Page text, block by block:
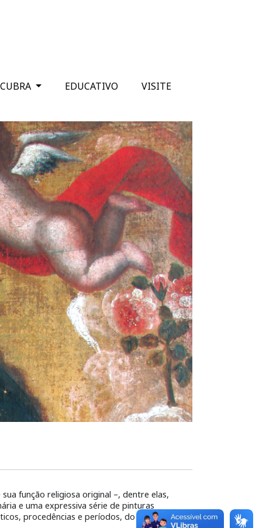
EDUCATIVO VISITE
função religiosa original –, dentre elas,
e uma expressiva série de pinturas
procedências e períodos, do século XV ao